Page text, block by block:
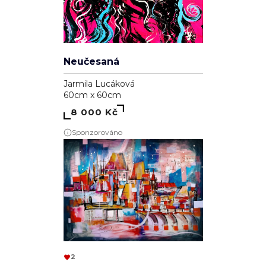
Neučesaná
Jarmila Lucáková
60cm x 60cm
8 000 Kč
Sponzorováno
2